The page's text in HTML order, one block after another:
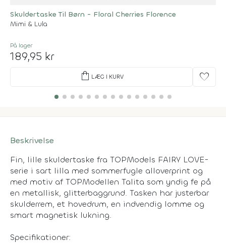
Skuldertaske Til Børn - Floral Cherries Florence
Mimi & Lula
På lager
189,95 kr
shopping_bag LÆG I KURV favorite
Beskrivelse
Fin, lille skuldertaske fra TOPModels FAIRY LOVE-
serie i sart lilla med sommerfugle alloverprint og
med motiv af TOPModellen Talita som yndig fe på
en metallisk, glitterbaggrund. Tasken har justerbar
skulderrem, et hovedrum, en indvendig lomme og
smart magnetisk lukning.
Specifikationer: